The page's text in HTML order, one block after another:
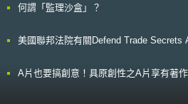
力販售袋裝咖啡，讓麥當勞思考複製此模式
何謂「監理沙盒」？
美國聯邦法院有關Defend Trade Secrets
A片也要搞創意！具原創性之A片享有著